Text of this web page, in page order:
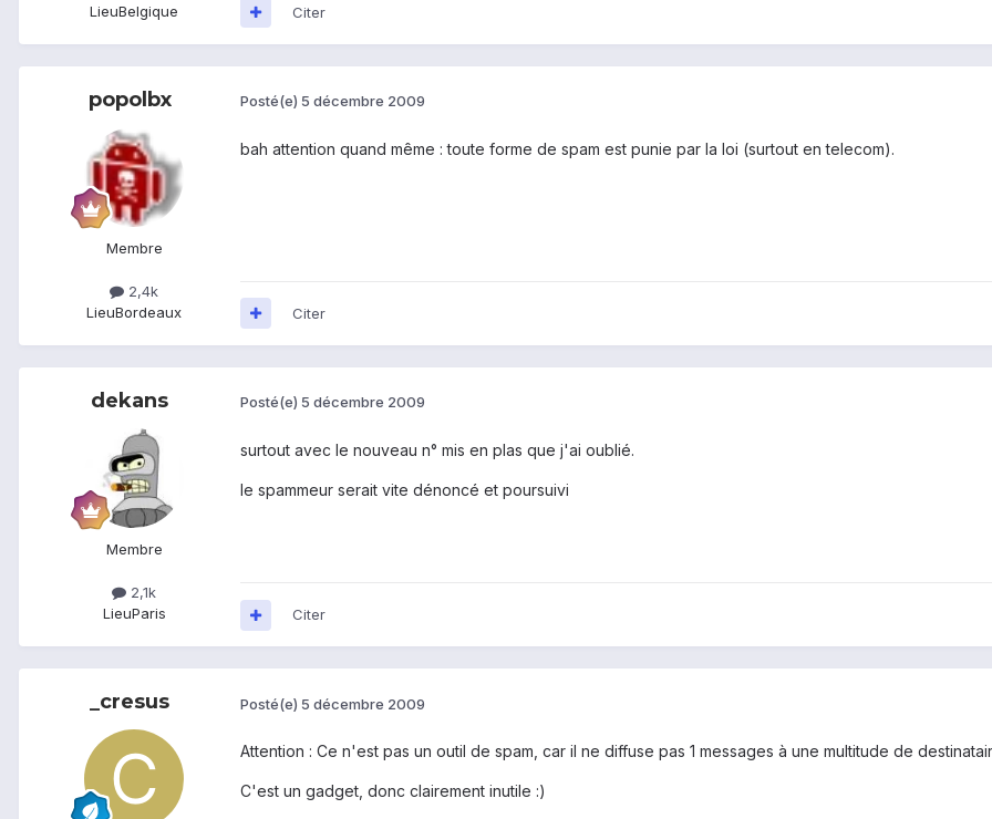
LieuBelgique Citer
popolbx
Membre
2,4k
LieuBordeaux
Posté(e) 5 décembre 2009
bah attention quand même : toute forme de spam est punie par la loi (surtout en telecom).
Citer
dekans
Membre
2,1k
LieuParis
Posté(e) 5 décembre 2009
surtout avec le nouveau n° mis en plas que j'ai oublié.
le spammeur serait vite dénoncé et poursuivi
Citer
_cresus Posté(e) 5 décembre 2009
Attention : Ce n'est pas un outil de spam, car il ne diffuse pas 1 messages à une multitude de
C'est un gadget, donc clairement inutile :)